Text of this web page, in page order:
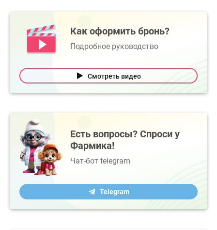
Как оформить бронь?
Подробное руководство
Смотреть видео
Есть вопросы? Спроси у
Фармика!
Чат-бот telegram
Telegram